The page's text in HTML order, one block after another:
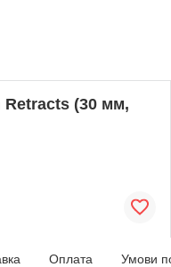
Retracts (30 мм,
Оплата Умови